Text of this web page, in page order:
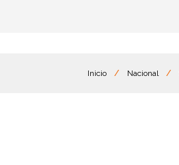
Inicio / Nacional /